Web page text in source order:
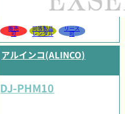
販売
可
同等製品
レンタル
リース
可
アルインコ(ALINCO)
DJ-PHM10